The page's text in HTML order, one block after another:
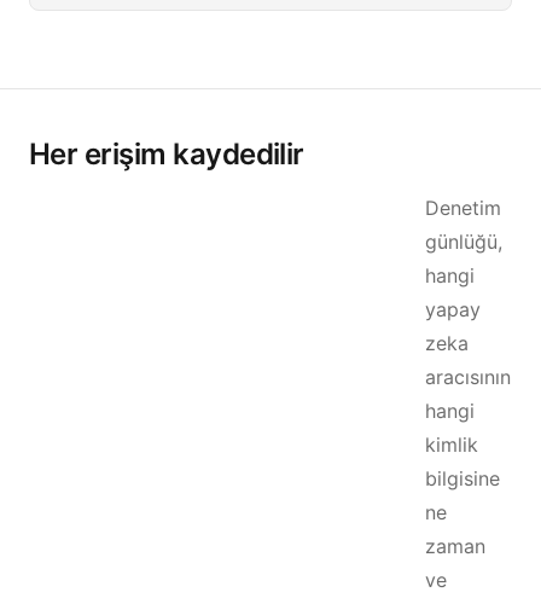
Her erişim kaydedilir
Denetim
günlüğü,
hangi
yapay
zeka
aracısının
hangi
kimlik
bilgisine
ne
zaman
ve